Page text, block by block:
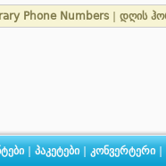
Phone Numbers დღის
| პაკეტები| კონვერტერი|